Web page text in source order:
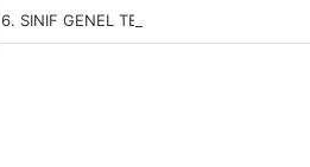
6. SINIF GENEL TEKRAR OYUNLAR